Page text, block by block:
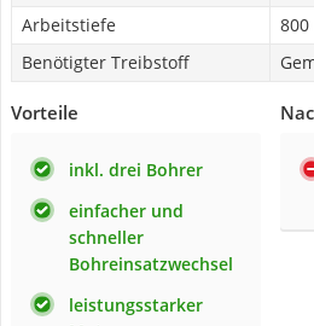
Arbeitstiefe
800
Benötigter Treibstoff
Vorteile
inkl. drei Bohrer
einfacher und
schneller
Bohreinsatzwechsel
leistungsstarker